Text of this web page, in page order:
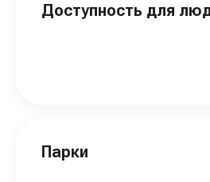
Доступность для
Парки